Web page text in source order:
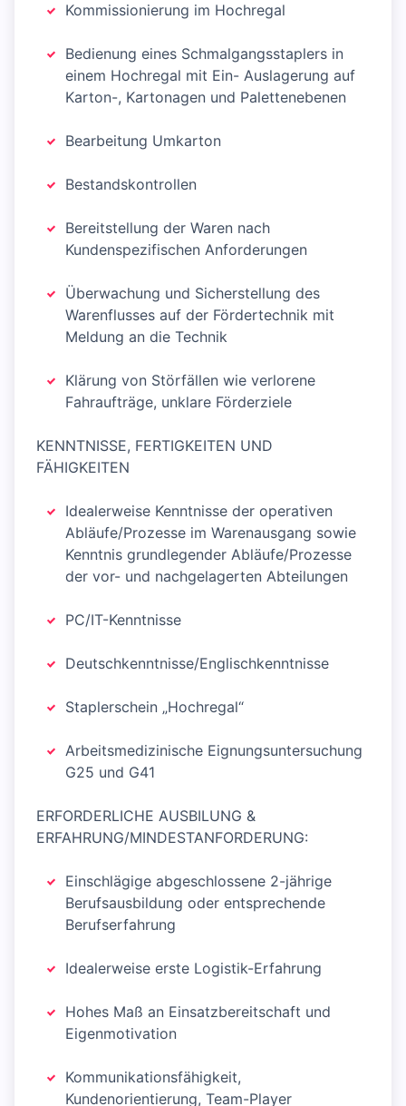
Kommissionierung im Hochregal
Bedienung eines Schmalgangsstaplers in
einem Hochregal mit Ein- Auslagerung auf
Karton-, Kartonagen und Palettenebenen
Bearbeitung Umkarton
Bestandskontrollen
Bereitstellung der Waren nach
Kundenspezifischen Anforderungen
Überwachung und Sicherstellung des
Warenflusses auf der Fördertechnik mit
Meldung an die Technik
Klärung von Störfällen wie verlorene
Fahraufträge, unklare Förderziele
KENNTNISSE, FERTIGKEITEN UND
FÄHIGKEITEN
Idealerweise Kenntnisse der operativen
Abläufe/Prozesse im Warenausgang sowie
Kenntnis grundlegender Abläufe/Prozesse
der vor- und nachgelagerten Abteilungen
PC/IT-Kenntnisse
Deutschkenntnisse/Englischkenntnisse
Staplerschein „Hochregal“
Arbeitsmedizinische Eignungsuntersuchung
G25 und G41
ERFORDERLICHE AUSBILUNG &
ERFAHRUNG/MINDESTANFORDERUNG:
Einschlägige abgeschlossene 2-jährige
Berufsausbildung oder entsprechende
Berufserfahrung
Idealerweise erste Logistik-Erfahrung
Hohes Maß an Einsatzbereitschaft und
Eigenmotivation
Kommunikationsfähigkeit,
Kundenorientierung, Team-Player